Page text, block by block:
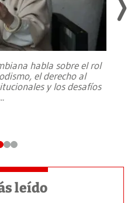
habla sobre el rol
el derecho al
y los desafíos
leído